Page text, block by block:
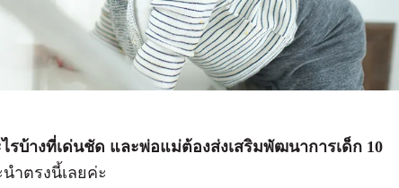
รบ้างที่เด่นชัด และพ่อแม่ต้องส่งเสริมพัฒนาการเด็ก 10
ำตรงนี้เลยค่ะ